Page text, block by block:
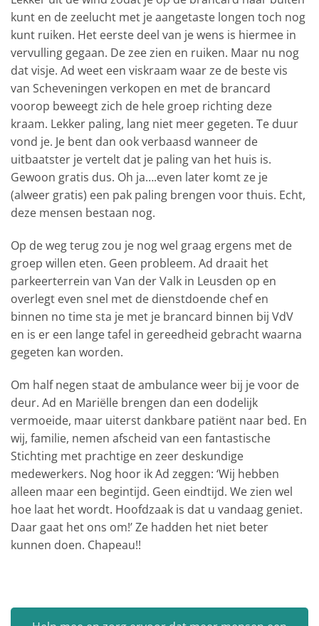
kunt en de zeelucht met je aangetaste longen toch nog
kunt ruiken. Het eerste deel van je wens is hiermee in
vervulling gegaan. De zee zien en ruiken. Maar nu nog
dat visje. Ad weet een viskraam waar ze de beste vis
van Scheveningen verkopen en met de brancard
voorop beweegt zich de hele groep richting deze
kraam. Lekker paling, lang niet meer gegeten. Te duur
vond je. Je bent dan ook verbaasd wanneer de
uitbaatster je vertelt dat je paling van het huis is.
Gewoon gratis dus. Oh ja….even later komt ze je
(alweer gratis) een pak paling brengen voor thuis. Echt,
deze mensen bestaan nog.
Op de weg terug zou je nog wel graag ergens met de
groep willen eten. Geen probleem. Ad draait het
parkeerterrein van Van der Valk in Leusden op en
overlegt even snel met de dienstdoende chef en
binnen no time sta je met je brancard binnen bij VdV
en is er een lange tafel in gereedheid gebracht waarna
gegeten kan worden.
Om half negen staat de ambulance weer bij je voor de
deur. Ad en Mariëlle brengen dan een dodelijk
vermoeide, maar uiterst dankbare patiënt naar bed. En
wij, familie, nemen afscheid van een fantastische
Stichting met prachtige en zeer deskundige
medewerkers. Nog hoor ik Ad zeggen: ‘Wij hebben
alleen maar een begintijd. Geen eindtijd. We zien wel
hoe laat het wordt. Hoofdzaak is dat u vandaag geniet.
Daar gaat het ons om!’ Ze hadden het niet beter
kunnen doen. Chapeau!!